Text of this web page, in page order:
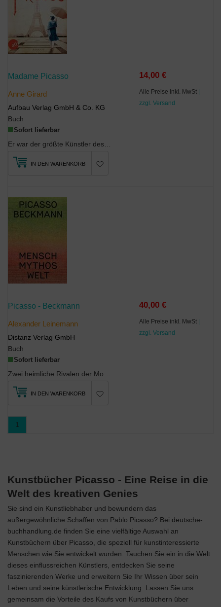
Madame Picasso
Anne Girard
Aufbau Verlag GmbH & Co. KG
Buch
Sofort lieferbar
14,00 €
Alle Preise inkl. MwSt |
zzgl. Versand
IN DEN WARENKORB
Picasso - Beckmann
Alexander Leinemann
Distanz Verlag GmbH
Buch
Sofort lieferbar
40,00 €
Alle Preise inkl. MwSt |
zzgl. Versand
IN DEN WARENKORB
1
Kunstbücher Picasso - Eine Reise in die
Welt des kreativen Genies
Sie sind ein Kunstliebhaber und bewundern das
außergewöhnliche Schaffen von Pablo Picasso? Bei deutsche-
buchhandlung.de finden Sie eine vielfältige Auswahl an
Kunstbüchern über Picasso, die speziell für kunstinteressierte
Menschen wie Sie entwickelt wurden. Tauchen Sie ein in die Welt
dieses einflussreichen Künstlers, entdecken Sie seine
faszinierenden Werke und erweitern Sie Ihr Wissen über sein
Leben und seine künstlerische Entwicklung. Lassen Sie uns
gemeinsam die Vorteile des Kaufs von Kunstbüchern über